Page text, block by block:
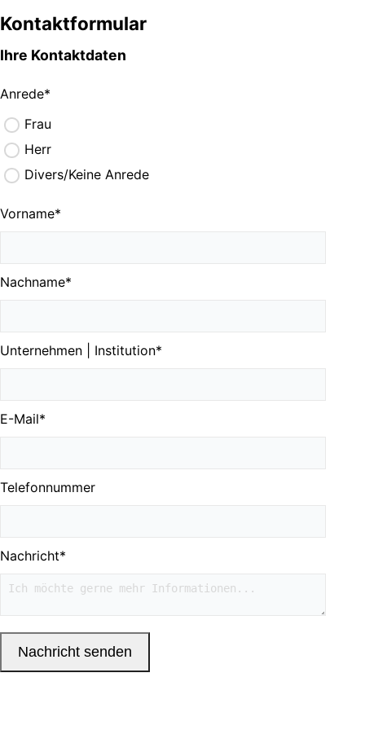
Kontaktformular
Ihre Kontaktdaten
Anrede*
Frau
Herr
Divers/Keine Anrede
Vorname*
Nachname*
Unternehmen | Institution*
E-Mail*
Telefonnummer
Nachricht*